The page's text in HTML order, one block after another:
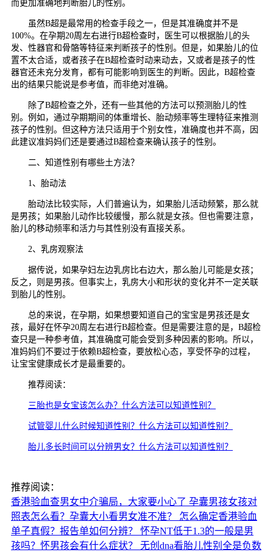
而更加准确地判断胎儿的性别。
虽然B超是最常用的检查手段之一，但是其准确度并不是
100%。在孕期20周左右进行B超检查时，医生可以根据胎儿的头
发、性器官和骨骼等特征来判断孩子的性别。但是，如果胎儿的位
置不太合适，或者孩子在B超检查时动来动去，又或者是孩子的性
器官还未充分发育，都有可能影响到医生的判断。因此，B超检查
出的结果只能说是参考值，而非绝对准确。
除了B超检查之外，还有一些其他的方法可以预测胎儿的性
别。例如，通过孕期期间的体重增长、胎动频率等生理特征来推测
孩子的性别。但这种方法只适用于个别女性，准确度也并不高，因
此建议准妈妈们还是要通过B超检查来确认孩子的性别。
二、知道性别有哪些土方法？
1、胎动法
胎动法比较实际，人们普遍认为，如果胎儿活动频繁，那么就
是男孩；如果胎儿动作比较缓慢，那么就是女孩。但也需要注意，
胎儿的移动频率和活力与其性别没有直接关系。
2、乳房观察法
据传说，如果孕妇左边乳房比右边大，那么胎儿可能是女孩；
反之，则是男孩。但事实上，乳房大小和形状的变化并不一定关联
到胎儿的性别。
总的来说，在孕期，如果想要知道自己的宝宝是男孩还是女
孩，最好在怀孕20周左右进行B超检查。但是需要注意的是，B超检
查只是一种参考值，其准确度可能会受到多种因素的影响。所以，
准妈妈们不要过于依赖B超检查，要放松心态，享受怀孕的过程，
让宝宝健康成长才是最重要的。
推荐阅读：
三胎也是女宝该怎么办？什么方法可以知道性别？
试管婴儿什么时候知道性别？什么方法可以知道性别？
胎儿多长时间可以分辨男女？什么方法可以知道性别？
推荐阅读：
香港验血查男女中介骗局，大家要小心了 孕囊男孩女孩对
照表怎么看？孕囊大小看男女准不准？
怎么确定香港验血
单子真假？报告单如何分辨？
怀孕NT低于1.3的一般是男
孩吗？怀男孩会有什么症状？
无创dna看胎儿性别全是负数